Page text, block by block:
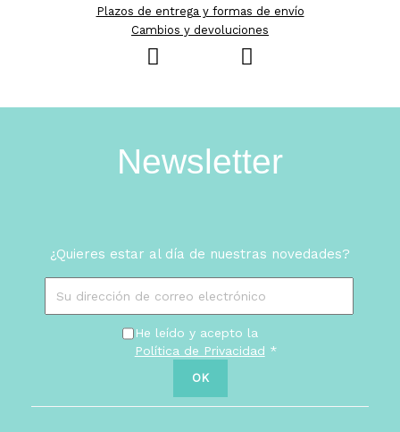
Plazos de entrega y formas de envío
Cambios y devoluciones
Newsletter
¿Quieres estar al día de nuestras novedades?
He leído y acepto la
Política de Privacidad *